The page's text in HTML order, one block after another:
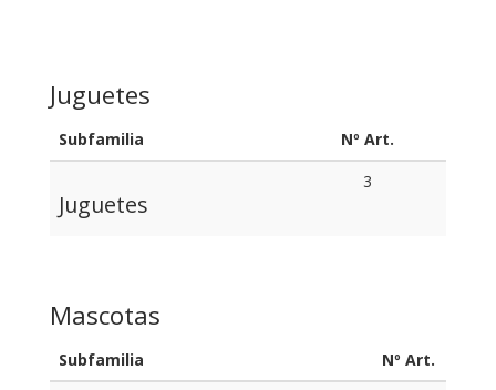
Juguetes
Subfamilia Nº Art.
Juguetes
3
Mascotas
Subfamilia Nº Art.